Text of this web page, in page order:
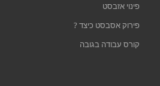
פינוי אזבסט
פירוק אסבסט כיצד ?
קורס עבודה בגובה